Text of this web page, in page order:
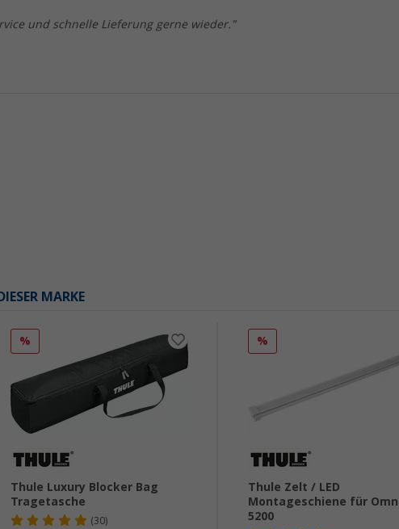
und schnelle Lieferung gerne wieder."
MARKE
%
Thule Luxury Blocker Bag
Tragetasche
(30)
%
Thule Zelt / LED
Montageschiene für
5200